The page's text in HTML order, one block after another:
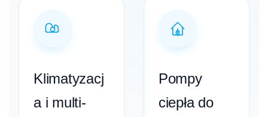
Klimatyzacj
a i multi-
Pompy
ciepła do